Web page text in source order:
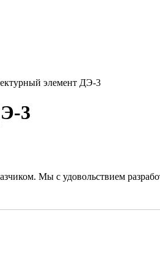
элемент ДЭ-3
3
Мы с удовольствием